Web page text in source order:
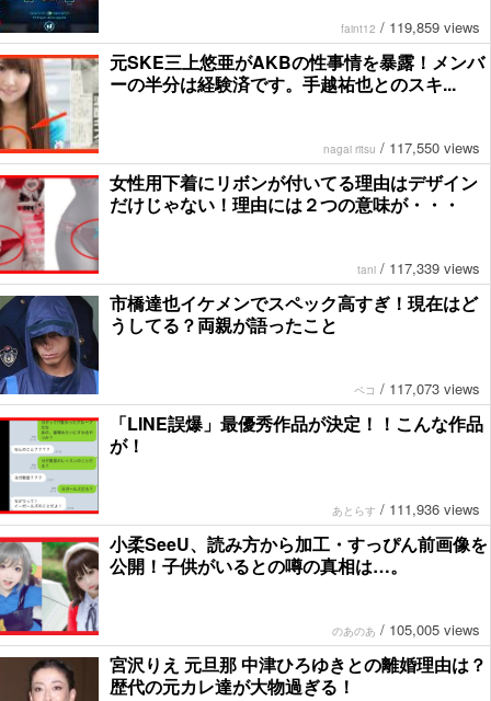
faint12 / 119,859 views
元SKE三上悠亜がAKBの性事情を暴露！メンバ
ーの半分は経験済です。手越祐也とのスキ...
nagai ritsu / 117,550 views
女性用下着にリボンが付いてる理由はデザイン
だけじゃない！理由には２つの意味が・・・
tani / 117,339 views
市橋達也イケメンでスペック高すぎ！現在はど
うしてる？両親が語ったこと
ペコ / 117,073 views
「LINE誤爆」最優秀作品が決定！！こんな作品
が！
あとらす / 111,936 views
小柔SeeU、読み方から加工・すっぴん前画像を
公開！子供がいるとの噂の真相は…。
のあのあ / 105,005 views
宮沢りえ 元旦那 中津ひろゆきとの離婚理由は？
歴代の元カレ達が大物過ぎる！